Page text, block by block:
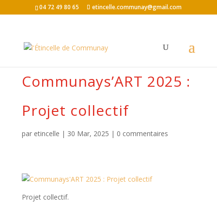
04 72 49 80 65 etincelle.communay@gmail.com
Communays’ART 2025 :
Projet collectif
par etincelle | 30 Mar, 2025 | 0 commentaires
Projet collectif.